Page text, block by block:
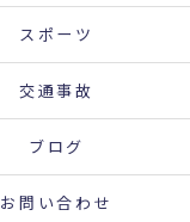
スポーツ
交通事故
ブログ
お問い合わせ